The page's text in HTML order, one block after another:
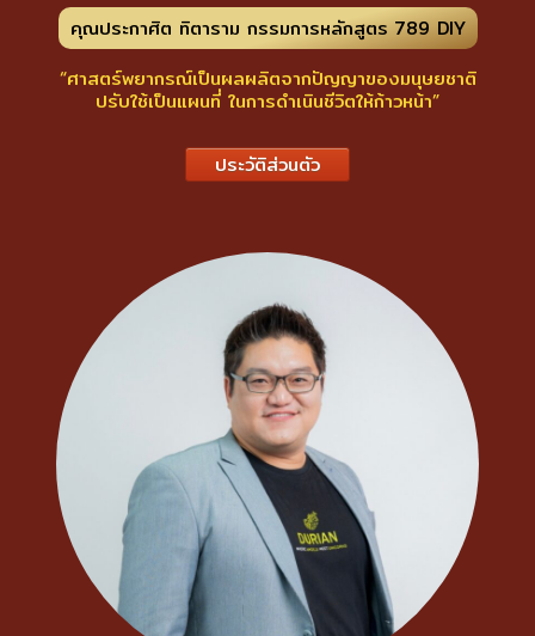
คุณประกาศิต ทิตาราม กรรมการหลักสูตร 789 DIY
“ศาสตร์พยากรณ์เป็นผลผลิตจากปัญญาของมนุษยชาติ
ปรับใช้เป็นแผนที่ ในการดำเนินชีวิตให้ก้าวหน้า”
ประวัติส่วนตัว